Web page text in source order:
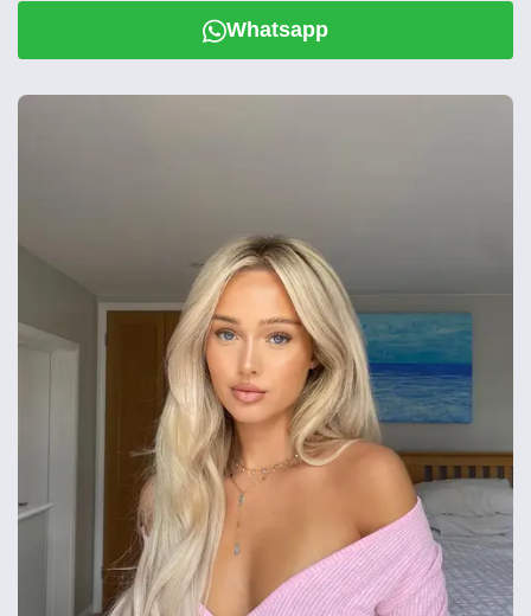
Whatsapp